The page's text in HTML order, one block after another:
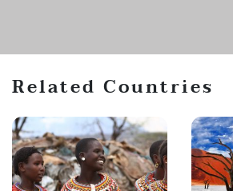
Related Countries